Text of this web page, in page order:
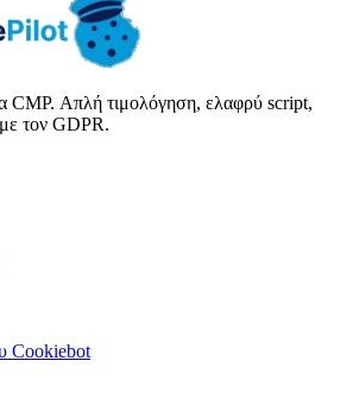
CMP. Απλή τιμολόγηση, ελαφρύ script,
τον GDPR.
Cookiebot